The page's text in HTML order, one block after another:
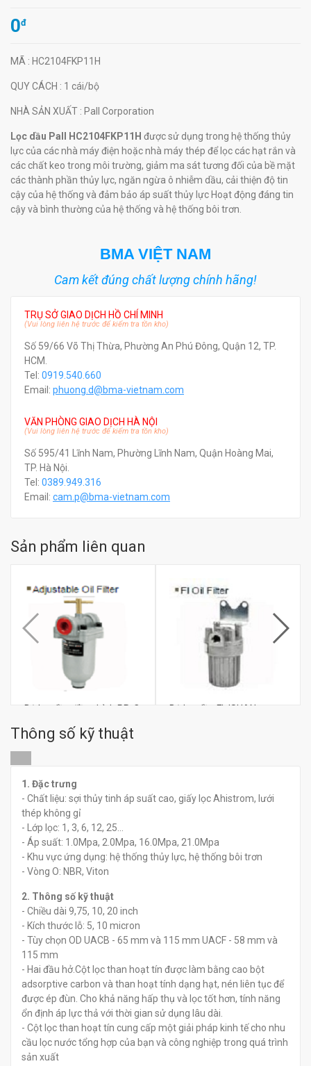
0đ
MÃ : HC2104FKP11H
QUY CÁCH : 1 cái/bộ
NHÀ SẢN XUẤT : Pall Corporation
Lọc dầu Pall HC2104FKP11H được sử dụng trong hệ thống thủy
lực của các nhà máy điện hoặc nhà máy thép để lọc các hạt rắn và
các chất keo trong môi trường, giảm ma sát tương đối của bề mặt
các thành phần thủy lực, ngăn ngừa ô nhiễm dầu, cải thiện độ tin
cậy của hệ thống và đảm bảo áp suất thủy lực Hoạt động đáng tin
cậy và bình thường của hệ thống và hệ thống bôi trơn.
BMA VIỆT NAM
Cam kết đúng chất lượng chính hãng!
TRỤ SỞ GIAO DỊCH HỒ CHÍ MINH
(Vui lòng liên hệ trước để kiểm tra tồn kho)
Số 59/66 Võ Thị Thừa, Phường An Phú Đông, Quận 12, TP.
HCM.
Tel: 0919.540.660
Email: phuong.d@bma-vietnam.com
VĂN PHÒNG GIAO DỊCH HÀ NỘI
(Vui lòng liên hệ trước để kiểm tra tồn kho)
Số 595/41 Lĩnh Nam, Phường Lĩnh Nam, Quận Hoàng Mai,
TP. Hà Nội.
Tel: 0389.949.316
Email: cam.p@bma-vietnam.com
Sản phẩm liên quan
Bộ lọc dầu điều chỉnh PR-C
0 đ
Bộ lọc dầu FL ISHAN
Thông số kỹ thuật
1. Đặc trưng
- Chất liệu: sợi thủy tinh áp suất cao, giấy lọc Ahistrom, lưới
thép không gỉ
- Lớp lọc: 1, 3, 6, 12, 25...
- Áp suất: 1.0Mpa, 2.0Mpa, 16.0Mpa, 21.0Mpa
- Khu vực ứng dụng: hệ thống thủy lực, hệ thống bôi trơn
- Vòng O: NBR, Viton
2. Thông số kỹ thuật
- Chiều dài 9,75, 10, 20 inch
- Kích thước lỗ: 5, 10 micron
- Tùy chọn OD UACB - 65 mm và 115 mm UACF - 58 mm và
115 mm
- Hai đầu hở.Cột lọc than hoạt tín được làm bằng cao bột
adsorptive carbon và than hoạt tính dạng hạt, nén liên tục để
được ép đùn. Cho khả năng hấp thụ và lọc tốt hơn, tính năng
ổn định áp lực thả với thời gian sử dụng lâu dài.
- Cột lọc than hoạt tín cung cấp một giải pháp kinh tế cho nhu
cầu lọc nước tổng hợp của bạn và công nghiệp trong quá trình
sản xuất